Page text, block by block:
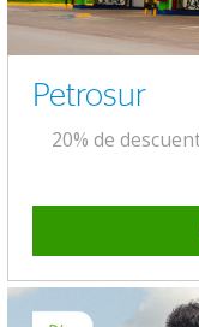
Petrosur
20% de